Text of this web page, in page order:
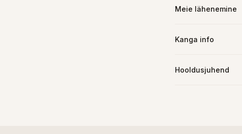
Meie lähenemine
Kanga info
Hooldusjuhend